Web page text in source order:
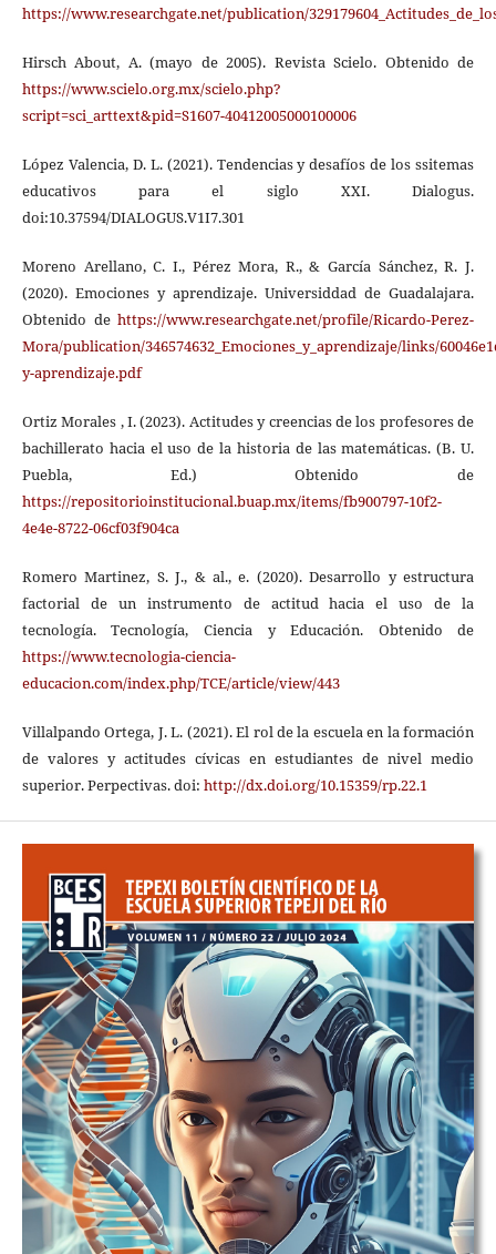
https://www.researchgate.net/publication/
Hirsch About, A. (mayo de 2005). Revista Scielo. Obtenido de
https://www.scielo.org.mx/scielo.php?
script=sci_arttext&pid=S1607-40412005000100006
López Valencia, D. L. (2021). Tendencias y desafíos de los ssitemas
educativos para el siglo XXI. Dialogus.
doi:10.37594/DIALOGUS.V1I7.301
Moreno Arellano, C. I., Pérez Mora, R., & García Sánchez, R. J.
(2020). Emociones y aprendizaje. Universiddad de Guadalajara.
Obtenido dehttps://www.researchgate.net/profile/Ricardo-Perez-
Mora/publication/346574632_Emociones_y_aprendizaje/links/
y-aprendizaje.pdf
Ortiz Morales , I. (2023). Actitudes y creencias de los profesores de
bachillerato hacia el uso de la historia de las matemáticas. (B. U.
Puebla, Ed.) Obtenido de
https://repositorioinstitucional.buap.mx/items/fb900797-10f2-
4e4e-8722-06cf03f904ca
Romero Martinez, S. J., & al., e. (2020). Desarrollo y estructura
factorial de un instrumento de actitud hacia el uso de la
tecnología. Tecnología, Ciencia y Educación. Obtenido de
https://www.tecnologia-ciencia-
educacion.com/index.php/TCE/article/view/443
Villalpando Ortega, J. L. (2021). El rol de la escuela en la formación
de valores y actitudes cívicas en estudiantes de nivel medio
superior. Perpectivas. doi: http://dx.doi.org/10.15359/rp.22.1